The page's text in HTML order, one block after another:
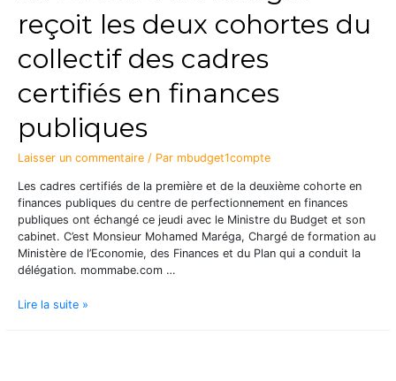
reçoit les deux cohortes du
collectif des cadres
certifiés en finances
publiques
Laisser un commentaire / Par mbudget1compte
Les cadres certifiés de la première et de la deuxième cohorte en
finances publiques du centre de perfectionnement en finances
publiques ont échangé ce jeudi avec le Ministre du Budget et son
cabinet. C’est Monsieur Mohamed Maréga, Chargé de formation au
Ministère de l’Economie, des Finances et du Plan qui a conduit la
délégation. mommabe.com …
Lire la suite »